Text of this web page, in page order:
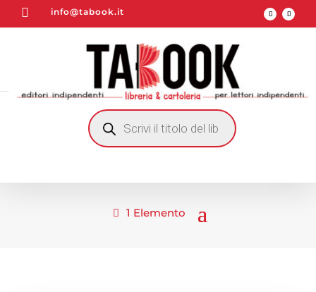
 info@tabook.it
RICERCA
PRODOTTI
1 Elemento